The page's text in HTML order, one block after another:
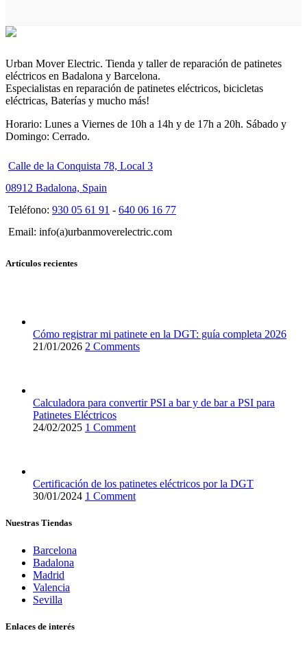
Urban Mover Electric. Tienda y taller de reparación de patinetes
eléctricos en Badalona y Barcelona.
Especialistas en reparación de patinetes eléctricos, bicicletas
eléctricas, Baterías y mucho más!
Horario: Lunes a Viernes de 10h a 14h y de 17h a 20h. Sábado y
Domingo: Cerrado.
Calle de la Conquista 78, Local 3
08912 Badalona, Spain
Teléfono: 930 05 61 91 - 640 06 16 77
Email: info(a)urbanmoverelectric.com
Artículos recientes
Cómo registrar mi patinete en la DGT: guía completa 2026
21/01/2026 2 Comments
Calculadora para convertir PSI a bar y de bar a PSI para
Patinetes Eléctricos
24/02/2025 1 Comment
Certificación de los patinetes eléctricos por la DGT
30/01/2024 1 Comment
Nuestras Tiendas
Barcelona
Badalona
Madrid
Valencia
Sevilla
Enlaces de interés